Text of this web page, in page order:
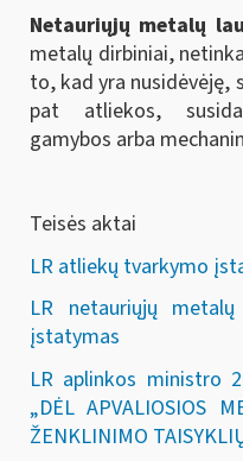
Netauriųjų metalų
metalų dirbiniai,
to, kad yra nusidėvėję,
pat atliekos,
gamybos arba
Teisės aktai
LR atliekų tvarkymo
LR netauriųjų
įstatymas
LR aplinkos ministro
„DĖL APVALIOSIOS
ŽENKLINIMO